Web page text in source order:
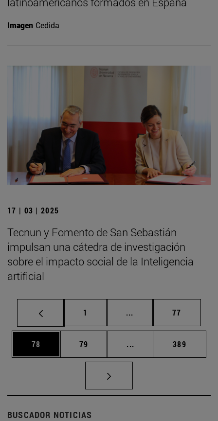
Imagen Cedida
17 | 03 | 2025
Tecnun y Fomento de San Sebastián
impulsan una cátedra de investigación
sobre el impacto social de la Inteligencia
artificial
Página
1 ... Páginas intermedias
Página
77
Página
78 Página
79 ... Páginas intermedias
Página
389
BUSCADOR NOTICIAS